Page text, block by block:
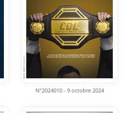
N°2024010 - 9 octobre 2024